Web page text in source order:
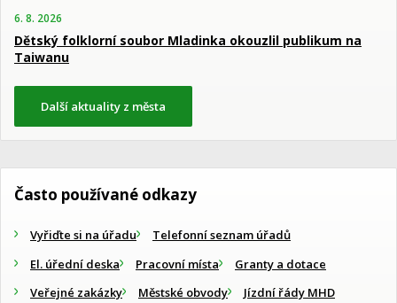
6. 8. 2026
Dětský folklorní soubor Mladinka okouzlil publikum na
Taiwanu
Další aktuality z města
Často používané odkazy
Vyřiďte si na úřadu
Telefonní seznam úřadů
El. úřední deska
Pracovní místa
Granty a dotace
Veřejné zakázky
Městské obvody Jízdní řády MHD